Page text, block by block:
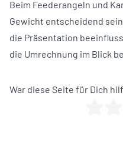
Beim Feederangeln und
Gewicht entscheidend
die Präsentation
die Umrechnung im Blick
War diese Seite für Dich